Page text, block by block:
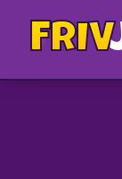
FRIV